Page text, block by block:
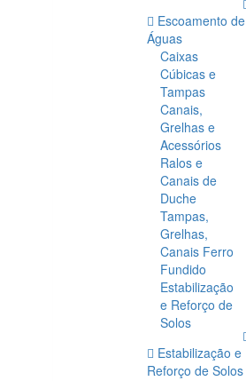
Escoamento de
Águas
Caixas
Cúbicas e
Tampas
Canais,
Grelhas e
Acessórios
Ralos e
Canais de
Duche
Tampas,
Grelhas,
Canais Ferro
Fundido
Estabilização
e Reforço de
Solos
Estabilização e
Reforço de Solos